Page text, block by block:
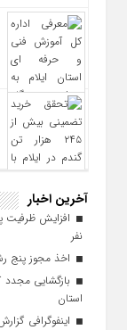
آخرین اخبار
نفر
اخذ مجوز پنج
بازگشایی مجدد
استان
اینفوگرافی